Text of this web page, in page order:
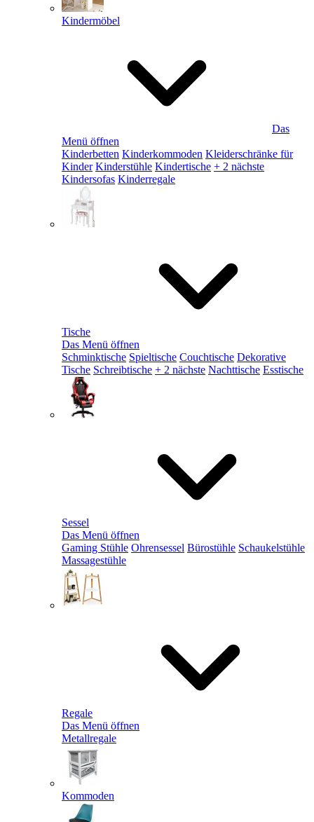
Kindermöbel
Das
Menü öffnen
Kinderbetten Kinderkommoden Kleiderschränke für
Kinder Kinderstühle Kindertische + 2 nächste
Kindersofas Kinderregale
Tische
Das Menü öffnen
Schminktische Spieltische Couchtische Dekorative
Tische Schreibtische + 2 nächste Nachttische Esstische
Sessel
Das Menü öffnen
Gaming Stühle Ohrensessel Bürostühle Schaukelstühle
Massagestühle
Regale
Das Menü öffnen
Metallregale
Kommoden